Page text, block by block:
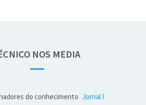
NOS MEDIA
—
do conhecimento Jornal I